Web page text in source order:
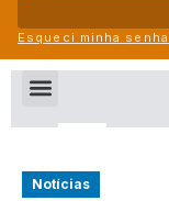
Esqueci minha senha
Notícias